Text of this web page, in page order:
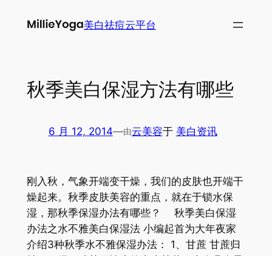
美白祛痘云平台
秋季美白保湿方法有哪些
6 月 12, 2014—由云美容于 美白资讯
刚入秋，气象开端变干燥，我们的皮肤也开端干
燥起来。秋季皮肤美容的重点，就在于锁水保
湿，那秋季保湿办法有哪些？ 秋季美白保湿
办法之水不雅美白保湿法 小编起首为大年夜家
介绍3种秋季水不雅保湿办法： 1、甘蔗 甘蔗归